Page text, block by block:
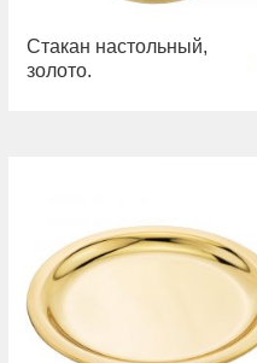
Стакан настольный,
золото.